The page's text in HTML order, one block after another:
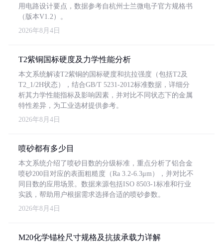
用电路设计要点，数据参考自杭州士兰微电子官方规格书
（版本V1.2）。
2026年8月4日
T2紫铜国标硬度及力学性能分析
本文系统解读T2紫铜的国标硬度和抗拉强度（包括T2及
T2_1/2H状态），结合GB/T 5231-2012标准数据，详细分
析其力学性能指标及影响因素，并对比不同状态下的金属
特性差异，为工业选材提供参考。
2026年8月4日
喷砂都有多少目
本文系统介绍了喷砂目数的分级标准，重点分析了铝合金
喷砂200目对应的表面粗糙度（Ra 3.2-6.3μm），并对比不
同目数的应用场景。数据来源包括ISO 8503-1标准和行业
实践，帮助用户根据需求选择合适的喷砂参数。
2026年8月4日
M20化学锚栓尺寸规格及抗拔承载力详解